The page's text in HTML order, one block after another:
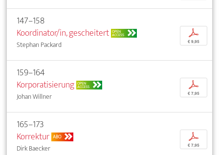
147–158
Koordinator/in, gescheitert OPEN
ACCESS
Stephan Packard
p
€ 9,95
159–164
Korporatisierung OPEN
ACCESS
Johan Willner
p
€ 7,95
165–173
Korrektur ABO
Dirk Baecker
p
€ 7,95